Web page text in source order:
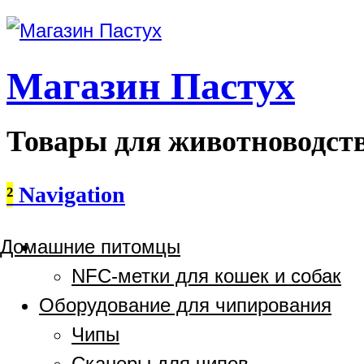
Магазин Пастух
Товары для
² Navigation
Домашние питомцы
NFC-метки для кошек и собак
Оборудование для чипирования
Чипы